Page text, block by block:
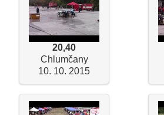
20,40
Chlumčany
10. 10. 2015